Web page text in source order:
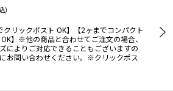
)
クリックポスト OK】【2ヶまでコンパクト
】※他の商品と合わせてご注文の場合、
によりご対応できることもございますの
お問い合わせください。※クリックポス